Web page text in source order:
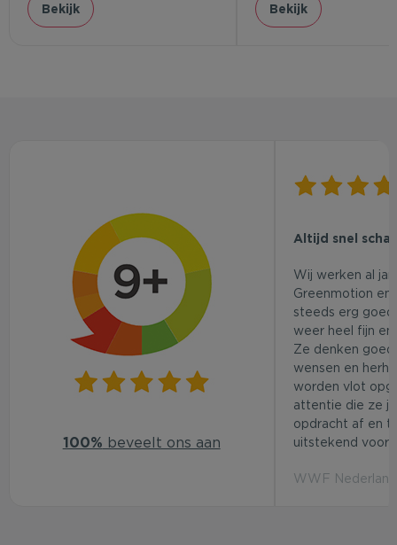
Bekijk Bekijk
100% beveelt ons aan
Altijd snel
Wij werken al
Greenmotion en
steeds erg
weer heel fijn en
Ze denken
wensen en
worden vlot
attentie die ze
opdracht af en
uitstekend voor
WWF